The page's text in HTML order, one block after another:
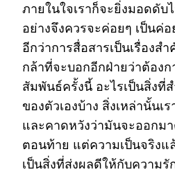
ภายในใจเราก็จะยิ่งมอดดับ
อย่างจึงควรจะค่อยๆ เป็นค่
อีกว่าการสื่อสารเป็นเรื่อง
กล้าที่จะบอกอีกฝ่ายว่าต้องก
สัมพันธ์ครั้งนี้ อะไรเป็นสิ่งที่
ของตัวเองบ้าง สิ่งเหล่านั้นเ
และคาดหวังว่ามันจะออกม
ตอนท้าย แต่ความเป็นจริงแ
เป็นสิ่งที่ส่งผลดีให้กับควา